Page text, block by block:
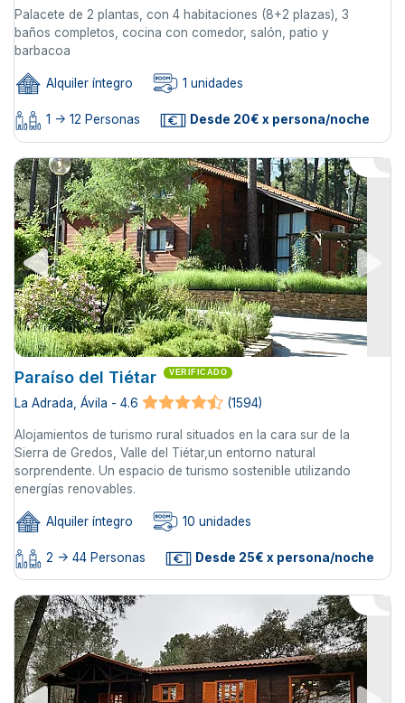
Palacete de 2 plantas, con 4 habitaciones (8+2 plazas), 3
baños completos, cocina con comedor, salón, patio y
barbacoa
Alquiler íntegro 1 unidades
1 -> 12 Personas Desde 20€ x persona/noche
Paraíso del Tiétar VERIFICADO
La Adrada, Ávila - 4.6 (1594)
Alojamientos de turismo rural situados en la cara sur de la
Sierra de Gredos, Valle del Tiétar,un entorno natural
sorprendente. Un espacio de turismo sostenible utilizando
energías renovables.
Alquiler íntegro 10 unidades
2 -> 44 Personas Desde 25€ x persona/noche